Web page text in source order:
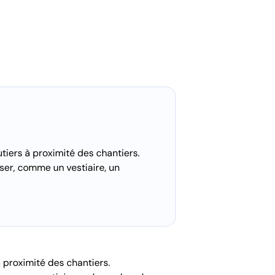
à proximité des chantiers.
comme un vestiaire, un
des chantiers.